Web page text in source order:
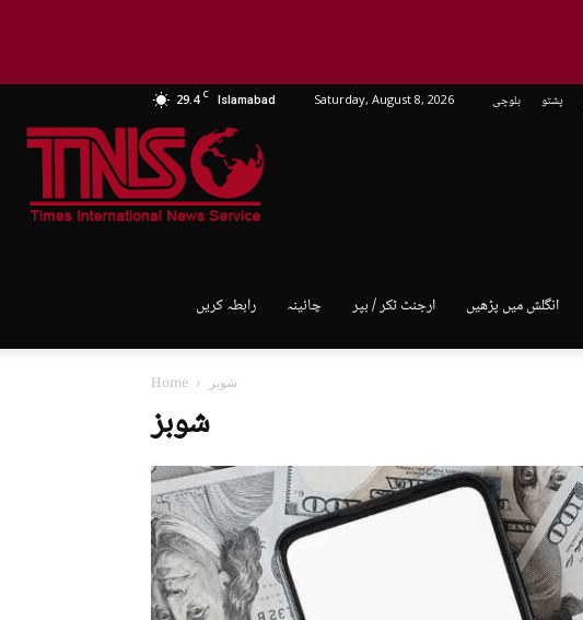
29.4 C Islamabad Saturday, August 8, 2026 بلوچی پشتو
رابطہ کریں چائینہ ارجنٹ ٹکر / بپر انگلش میں پڑھیں
Home شوبز
شوبز